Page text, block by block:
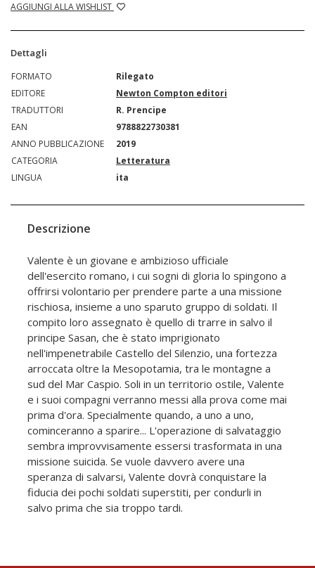
AGGIUNGI ALLA WISHLIST
Dettagli
FORMATO
Rilegato
EDITORE
Newton Compton editori
TRADUTTORI
R. Prencipe
EAN
9788822730381
ANNO PUBBLICAZIONE
2019
CATEGORIA
Letteratura
LINGUA
ita
Descrizione
Valente è un giovane e ambizioso ufficiale
dell'esercito romano, i cui sogni di gloria lo spingono a
offrirsi volontario per prendere parte a una missione
rischiosa, insieme a uno sparuto gruppo di soldati. Il
compito loro assegnato è quello di trarre in salvo il
principe Sasan, che è stato imprigionato
nell'impenetrabile Castello del Silenzio, una fortezza
arroccata oltre la Mesopotamia, tra le montagne a
sud del Mar Caspio. Soli in un territorio ostile, Valente
e i suoi compagni verranno messi alla prova come mai
prima d'ora. Specialmente quando, a uno a uno,
cominceranno a sparire... L'operazione di salvataggio
sembra improvvisamente essersi trasformata in una
missione suicida. Se vuole davvero avere una
speranza di salvarsi, Valente dovrà conquistare la
fiducia dei pochi soldati superstiti, per condurli in
salvo prima che sia troppo tardi.